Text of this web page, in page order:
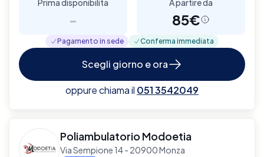
- 85€
Pagamento in sede Conferma immediata
Scegli giorno e ora
oppure chiama il 051 3542049
Poliambulatorio Modoetia
Via Sempione 14 - 20900 Monza